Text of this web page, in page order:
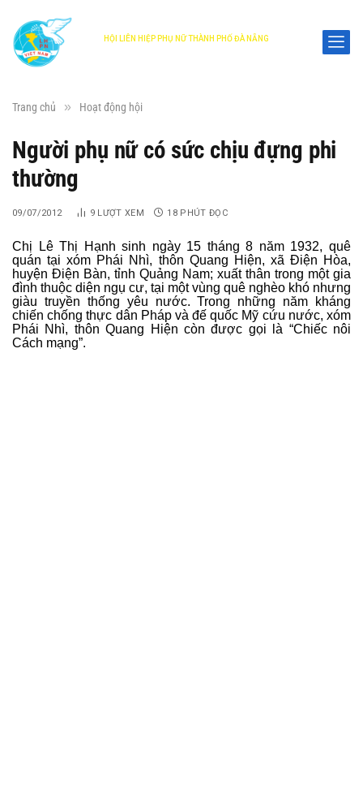
HỘI LIÊN HIỆP PHỤ NỮ THÀNH PHỐ ĐÀ NẴNG
Trang chủ » Hoạt động hội
Người phụ nữ có sức chịu đựng phi
thường
09/07/2012 9 LƯỢT XEM 18 PHÚT ĐỌC
Chị Lê Thị Hạnh sinh ngày 15 tháng 8 năm 1932, quê
quán tại xóm Phái Nhì, thôn Quang Hiện, xã Điện Hòa,
huyện Điện Bàn, tỉnh Quảng Nam; xuất thân trong một gia
đình thuộc diện ngụ cư, tại một vùng quê nghèo khó nhưng
giàu truyền thống yêu nước. Trong những năm kháng
chiến chống thực dân Pháp và đế quốc Mỹ cứu nước, xóm
Phái Nhì, thôn Quang Hiện còn được gọi là “Chiếc nôi
Cách mạng”.